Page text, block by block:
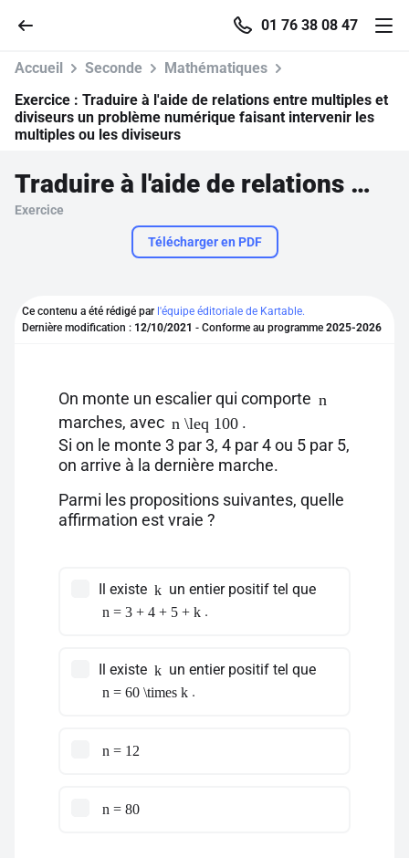
01 76 38 08 47
Accueil
Pour profiter de 10 contenus offerts.
Accueil Seconde
Mathématiques
Exercice : Traduire à l'aide de relations entre multiples et
diviseurs un problème numérique faisant intervenir les
multiples ou les diviseurs
Traduire à l'aide de relations entre multiples et diviseurs un problème numérique faisant intervenir les multiples ou les diviseurs
Exercice
Télécharger en PDF
Ce contenu a été rédigé par l'équipe éditoriale de Kartable.
Dernière modification : 12/10/2021 - Conforme au programme 2025-2026
On monte un escalier qui comporte n
marches, avec n \leq 100 .
Si on le monte 3 par 3, 4 par 4 ou 5 par 5,
on arrive à la dernière marche.
Parmi les propositions suivantes, quelle
affirmation est vraie ?
Il existe k un entier positif tel que
n = 3 + 4 + 5 + k .
Il existe k un entier positif tel que
n = 60 \times k .
n = 12
n = 80